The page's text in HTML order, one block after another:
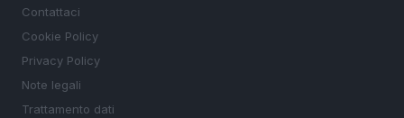
Contattaci
Cookie Policy
Privacy Policy
Note legali
Trattamento dati